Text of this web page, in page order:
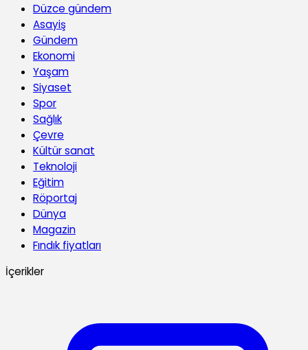
Düzce gündem
Asayiş
Gündem
Ekonomi
Yaşam
Siyaset
Spor
Sağlık
Çevre
Kültür sanat
Teknoloji
Eğitim
Röportaj
Dünya
Magazin
Fındık fiyatları
İçerikler